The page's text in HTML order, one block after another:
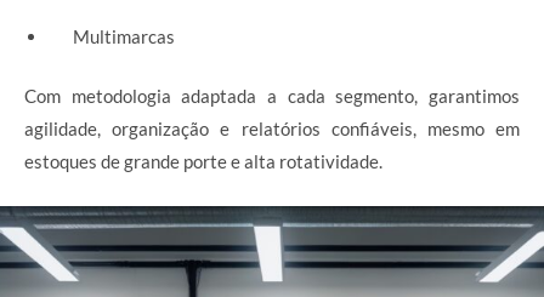
Multimarcas
Com metodologia adaptada a cada segmento, garantimos
agilidade, organização e relatórios confiáveis, mesmo em
estoques de grande porte e alta rotatividade.